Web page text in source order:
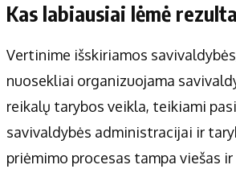
Kas labiausiai lėmė
Vertinime išskiriamos
nuosekliai organizuojama
reikalų tarybos veikla, teikiami
savivaldybės administracijai ir
priėmimo procesas tampa viešas